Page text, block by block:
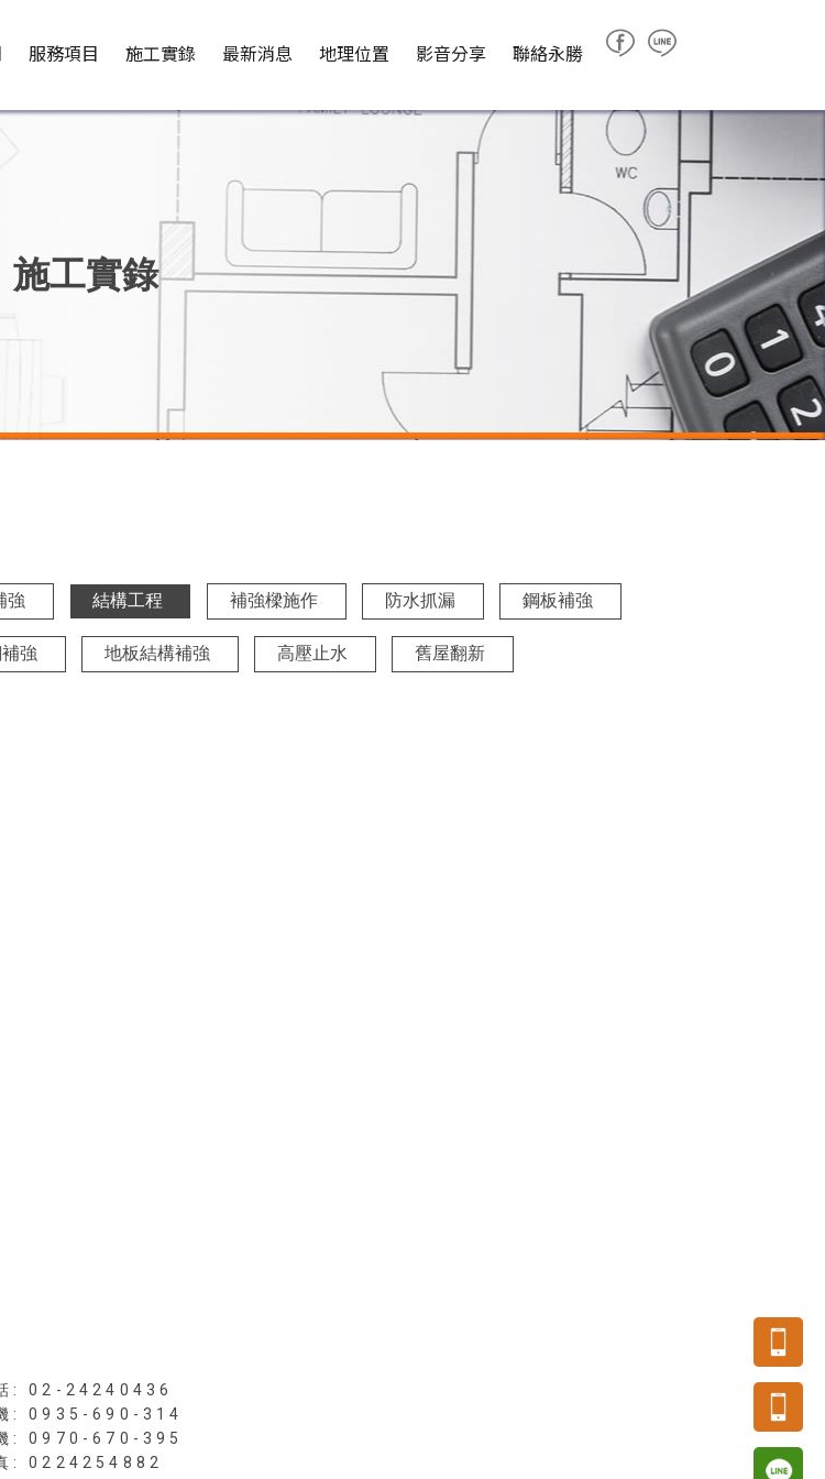
服務項目 施工實錄 最新消息 地理位置 影音分享 聯絡永勝
施工實錄
強 結構工程 補強樑施作 防水抓漏 鋼板補強
強 地板結構補強 高壓止水 舊屋翻新
: 02-24240436
: 0935-690-314
: 0224254882